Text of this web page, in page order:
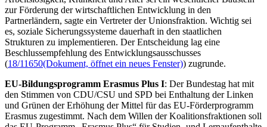
zur Förderung der wirtschaftlichen Entwicklung in den
Partnerländern, sagte ein Vertreter der Unionsfraktion. Wichtig sei
es, soziale Sicherungssysteme dauerhaft in den staatlichen
Strukturen zu implementieren. Der Entscheidung lag eine
Beschlussempfehlung des Entwicklungsausschusses
(18/11650(Dokument, öffnet ein neues Fenster)) zugrunde.
EU-Bildungsprogramm Erasmus Plus I: Der Bundestag hat mit
den Stimmen von CDU/CSU und SPD bei Enthaltung der Linken
und Grünen der Erhöhung der Mittel für das EU-Förderprogramm
Erasmus zugestimmt. Nach dem Willen der Koalitionsfraktionen soll